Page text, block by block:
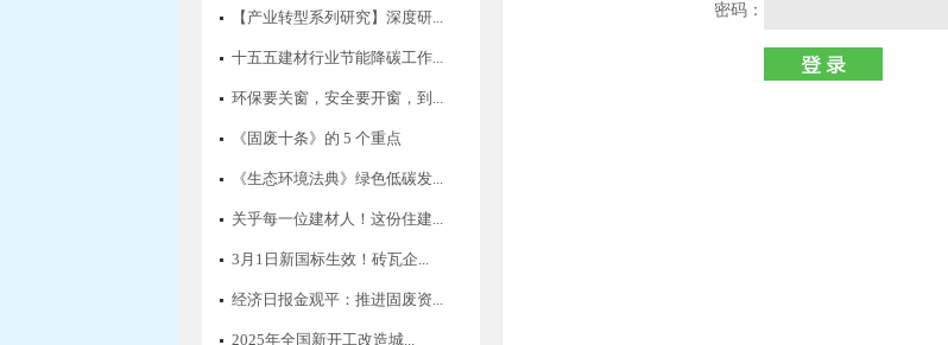
【产业转型系列研究】深度研...
十五五建材行业节能降碳工作...
环保要关窗，安全要开窗，到...
《固废十条》的 5 个重点
《生态环境法典》绿色低碳发...
关乎每一位建材人！这份住建...
3月1日新国标生效！砖瓦企...
经济日报金观平：推进固废资...
2025年全国新开工改造城...
密码：